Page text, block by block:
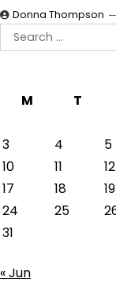
Donna Thompson
Search
for:
M
T
3
4 5
10
11 12
17
18 19
24
25
31
« Jun